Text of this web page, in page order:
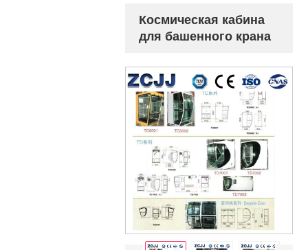
Космическая кабина
для башенного крана